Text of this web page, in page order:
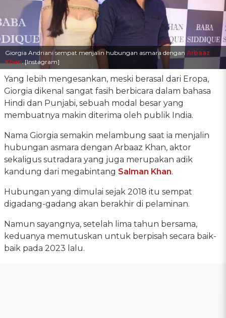
Giorgia Andriani sempat menjalin hubungan asmara dengan Arbaaz
Khan. [Instagram]
Yang lebih mengesankan, meski berasal dari Eropa,
Giorgia dikenal sangat fasih berbicara dalam bahasa
Hindi dan Punjabi, sebuah modal besar yang
membuatnya makin diterima oleh publik India.
Nama Giorgia semakin melambung saat ia menjalin
hubungan asmara dengan Arbaaz Khan, aktor
sekaligus sutradara yang juga merupakan adik
kandung dari megabintang Salman Khan.
Hubungan yang dimulai sejak 2018 itu sempat
digadang-gadang akan berakhir di pelaminan.
Namun sayangnya, setelah lima tahun bersama,
keduanya memutuskan untuk berpisah secara baik-
baik pada 2023 lalu.